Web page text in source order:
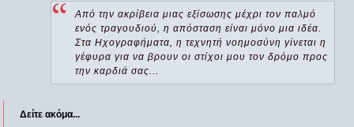
Από την ακρίβεια μιας εξίσωσης μέχρι τον παλμό
ενός τραγουδιού, η απόσταση είναι μόνο μια ιδέα.
Στα Ηχογραφήματα, η τεχνητή νοημοσύνη γίνεται η
γέφυρα για να βρουν οι στίχοι μου τον δρόμο προς
την καρδιά σας...
Δείτε ακόμα...